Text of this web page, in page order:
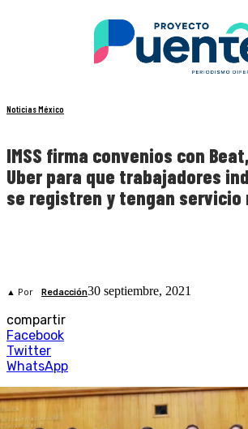
Noticias México
IMSS firma convenios con
Uber para que trabajadores
se registren y tengan servicio
▲ Por Redacción30 septiembre, 2021
compartir
Facebook
Twitter
WhatsApp